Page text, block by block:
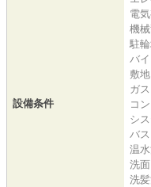
設備条件
電
機
駐
バ
敷
ガ
コ
シ
バ
温
洗
洗